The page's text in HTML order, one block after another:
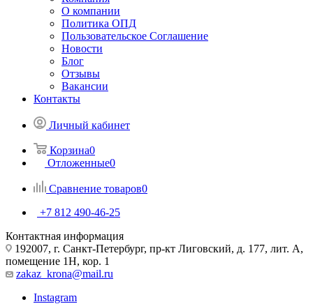
О компании
Политика ОПД
Пользовательское Соглашение
Новости
Блог
Отзывы
Вакансии
Контакты
Личный кабинет
Корзина0
Отложенные0
Сравнение товаров0
+7 812 490-46-25
Контактная информация
192007, г. Санкт-Петербург, пр-кт Лиговский, д. 177, лит. А,
помещение 1Н, кор. 1
zakaz_krona@mail.ru
Instagram